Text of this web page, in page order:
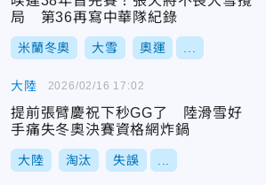
局 第36再寫中華隊紀錄
米蘭冬奧 大雪 奧運
大陸
提前張臂慶祝下秒GG了 陸滑雪好
手痛失冬奧決賽資格網炸鍋
大陸 淘汰 失誤
2026/02/16 17:02